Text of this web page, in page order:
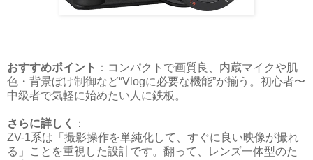
おすすめポイント ：コンパクトで画質良、内蔵マイクや肌
色・背景ぼけ制御など“Vlogに必要な機能”が揃う。初心者〜
中級者で気軽に始めたい人に鉄板。
さらに詳しく
：
ZV-1系は「撮影操作を単純化して、すぐに良い映像が撮れ
る」ことを重視した設計です。翻って、レンズ一体型のた